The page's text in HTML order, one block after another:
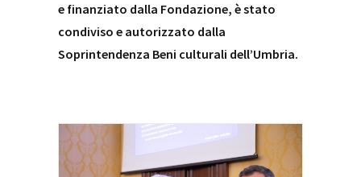
e finanziato dalla Fondazione, è stato
condiviso e autorizzato dalla
Soprintendenza Beni culturali dell’Umbria.